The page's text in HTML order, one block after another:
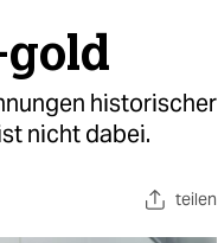
historischer
nicht dabei.
teilen